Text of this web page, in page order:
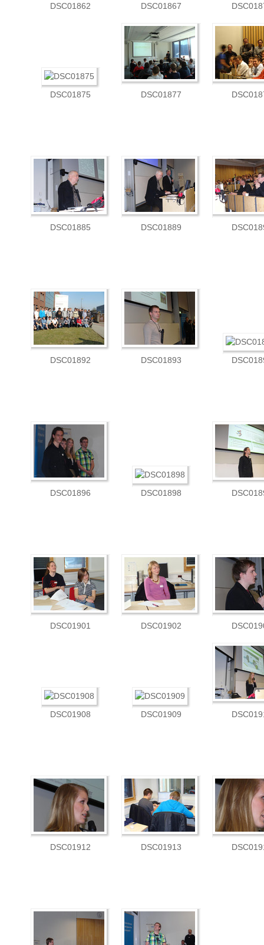
DSC01862 DSC01867
DSC01875 DSC01877
DSC01885 DSC01889
DSC01892 DSC01893
DSC01896 DSC01898
DSC01901 DSC01902
DSC01908 DSC01909
DSC01912 DSC01913